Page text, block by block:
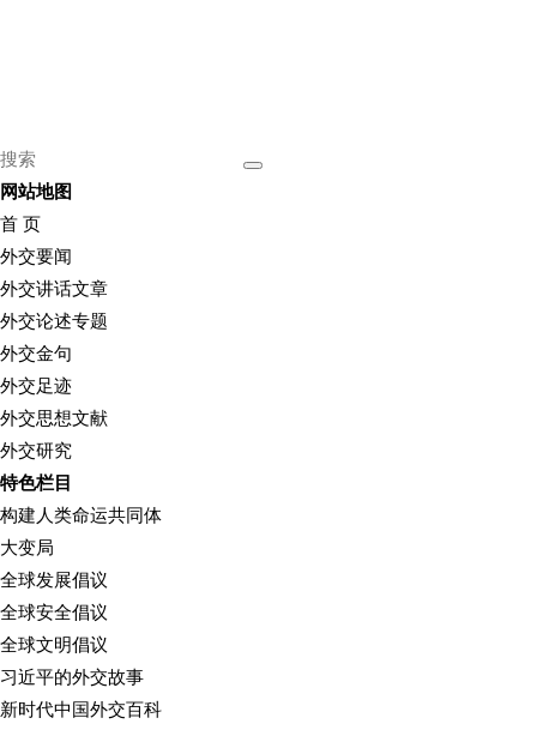
网站地图
首 页
外交要闻
外交讲话文章
外交论述专题
外交金句
外交足迹
外交思想文献
外交研究
特色栏目
构建人类命运共同体
大变局
全球发展倡议
全球安全倡议
全球文明倡议
习近平的外交故事
新时代中国外交百科